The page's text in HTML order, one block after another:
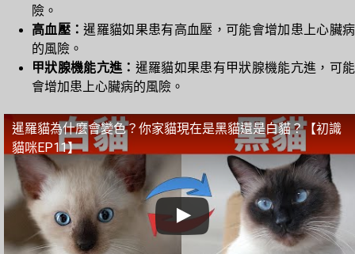
險。
高血壓：暹羅貓如果患有高血壓，可能會增加患上心臟病
的風險。
甲狀腺機能亢進： 暹羅貓如果患有甲狀腺機能亢進，可能
會增加患上心臟病的風險。
暹羅貓為什麼會變色？你家貓現在是黑貓還是白貓？【初識
貓咪EP11】